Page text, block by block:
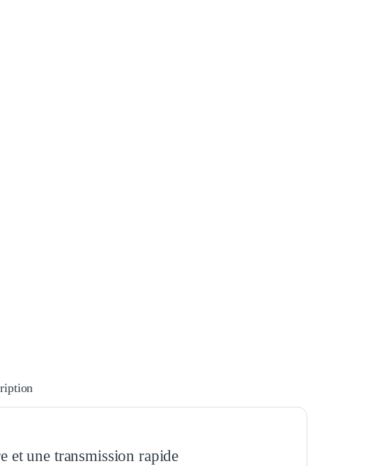
et une transmission rapide